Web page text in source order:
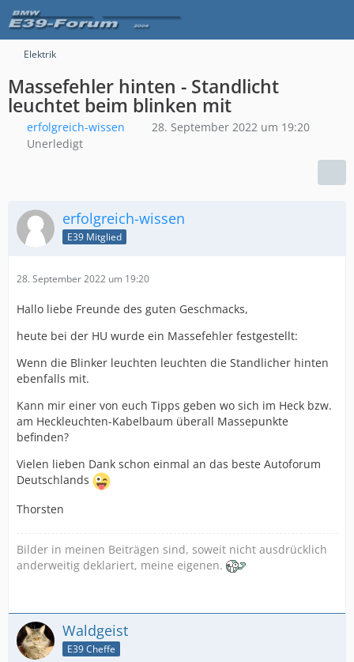
Elektrik
Massefehler hinten - Standlicht
leuchtet beim blinken mit
erfolgreich-wissen
28. September 2022 um 19:20
Unerledigt
erfolgreich-wissen
E39 Mitglied
28. September 2022 um 19:20
Hallo liebe Freunde des guten Geschmacks,
heute bei der HU wurde ein Massefehler festgestellt:
Wenn die Blinker leuchten leuchten die Standlicher hinten
ebenfalls mit.
Kann mir einer von euch Tipps geben wo sich im Heck bzw.
am Heckleuchten-Kabelbaum überall Massepunkte
befinden?
Vielen lieben Dank schon einmal an das beste Autoforum
Deutschlands
Thorsten
Bilder in meinen Beiträgen sind, soweit nicht ausdrücklich
anderweitig deklariert, meine eigenen.
Waldgeist
E39 Cheffe